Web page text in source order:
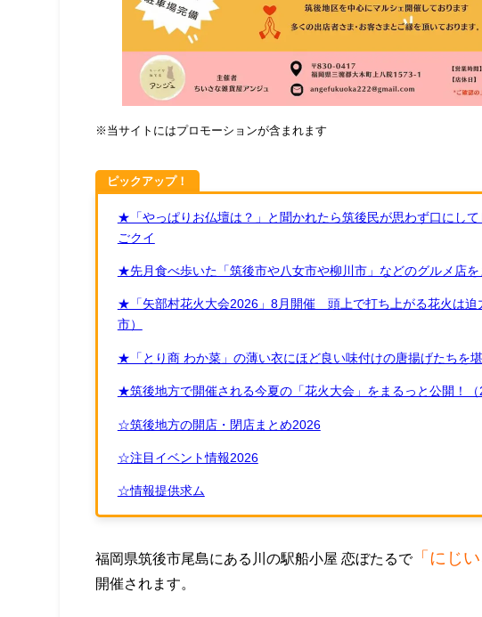
※当サイトにはプロモーションが含まれます
ピックアップ！
★「やっぱりお仏壇は？」と聞かれたら筑後民が思わず口にし
ごクイ
★先月食べ歩いた「筑後市や八女市や柳川市」などのグルメ店を
★「矢部村花火大会2026」8月開催 頭上で打ち上がる花火は迫
市）
★「とり商 わか菜」の薄い衣にほど良い味付けの唐揚げたちを堪
★筑後地方で開催される今夏の「花火大会」をまるっと公開！（
☆筑後地方の開店・閉店まとめ2026
☆注目イベント情報2026
☆情報提供求ム
福岡県筑後市尾島にある川の駅船小屋 恋ぼたるで「にじ
開催されます。